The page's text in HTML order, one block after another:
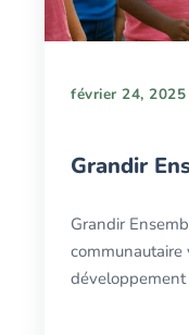
février 24, 2025
Grandir
Grandir
communautaire